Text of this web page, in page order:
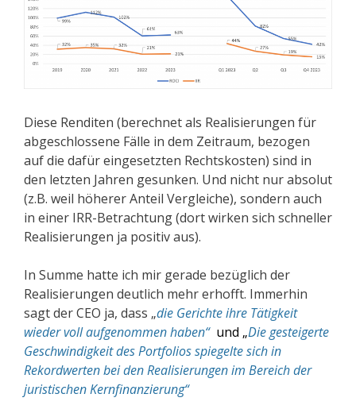
Diese Renditen (berechnet als Realisierungen für
abgeschlossene Fälle in dem Zeitraum, bezogen
auf die dafür eingesetzten Rechtskosten) sind in
den letzten Jahren gesunken. Und nicht nur absolut
(z.B. weil höherer Anteil Vergleiche), sondern auch
in einer IRR-Betrachtung (dort wirken sich schneller
Realisierungen ja positiv aus).
In Summe hatte ich mir gerade bezüglich der
Realisierungen deutlich mehr erhofft. Immerhin
sagt der CEO ja, dass „die Gerichte ihre Tätigkeit
wieder voll aufgenommen haben“ und „Die gesteigerte
Geschwindigkeit des Portfolios spiegelte sich in
Rekordwerten bei den Realisierungen im Bereich der
juristischen Kernfinanzierung“